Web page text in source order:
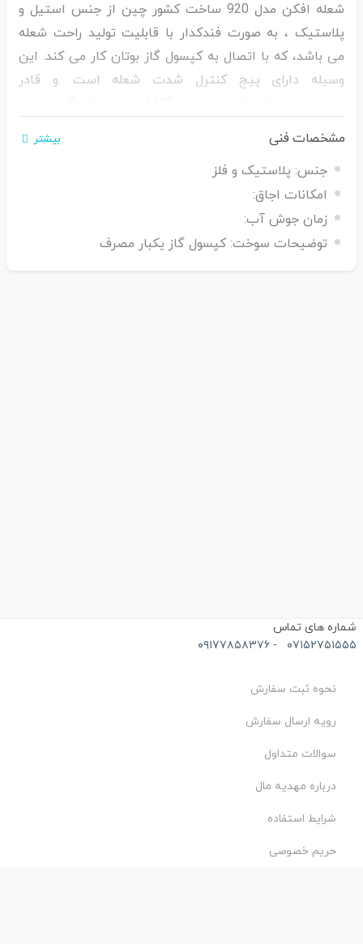
شعله افکن مدل 920 ساخت کشور چین از جنس استیل و
پلاستیک ، به صورت فندکدار با قابلیت تولید راحت شعله
می باشد، که با اتصال به کپسول گاز بوتان کار می کند. این
وسیله دارای پیچ کنترل شدت شعله است .و قادر
کند. و مناسب استفاده در مصارف صنعتی ،تعمیر خودرو
،روشن کردن ذغال برای منقل، باربیکیو و آشپزی و .... می
باشد .
مشخصات فنی بیشتر
جنس: پلاستیک و فلز
امکانات اجاق:
زمان جوش آب:
توضیحات سوخت: کپسول گاز یکبار مصرف
های تماس
- ۰۹۱۷۷۸۵۸۳۷۶
نحوه ثبت سفارش
رویه ارسال سفارش
سوالات متداول
درباره مهدیه مال
شرایط استفاده
حریم خصوصی